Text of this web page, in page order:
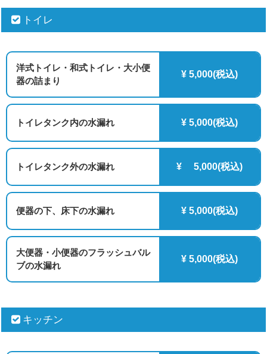
トイレ
洋式トイレ・和式トイレ・大小便
器の詰まり
¥ 5,000(税込)
トイレタンク内の水漏れ ¥ 5,000(税込)
トイレタンク外の水漏れ ¥ 5,000(税込)
便器の下、床下の水漏れ ¥ 5,000(税込)
大便器・小便器のフラッシュバル
ブの水漏れ
¥ 5,000(税込)
キッチン